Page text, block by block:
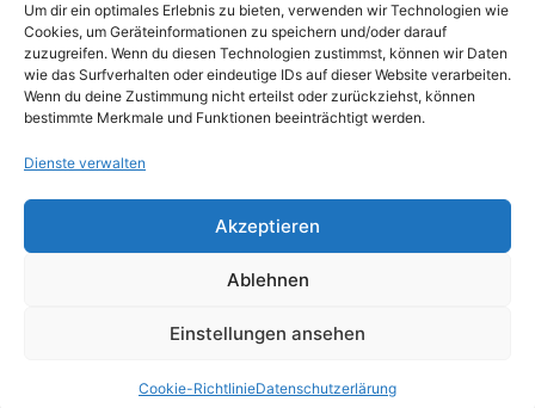
Um dir ein optimales Erlebnis zu bieten, verwenden wir Technologien wie
Cookies, um Geräteinformationen zu speichern und/oder darauf
zuzugreifen. Wenn du diesen Technologien zustimmst, können wir Daten
wie das Surfverhalten oder eindeutige IDs auf dieser Website verarbeiten.
Wenn du deine Zustimmung nicht erteilst oder zurückziehst, können
bestimmte Merkmale und Funktionen beeinträchtigt werden.
Dienste verwalten
Akzeptieren
Ablehnen
Einstellungen ansehen
Cookie-RichtlinieDatenschutzerlärung
5 Wege, wie Genossenschaften die Zukunft von
KI gestalten können
KI-Sprachmodelle: Was sind eigentlich Large
Language Models?
Agri-Photovoltaik: Neuartige Solaranlagen
Alle Rechte vorbehalten @ Innovations-Mittelstand.de